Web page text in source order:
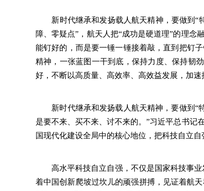
新时代继承和发扬载人航天精神，要做到“特
障、零疑点”，航天人把“成功是硬道理”的理念
能钉好的，而是要一锤一锤接着敲，直到把钉
精神，一张蓝图一干到底，保持力度、保持韧
好，不断以高质量、高效率、高效益发展，加速
新时代继承和发扬载人航天精神，要做到“特
是要不来、买不来、讨不来的。”习近平总书记
国现代化建设全局中的核心地位，把科技自立
高水平科技自立自强，不仅是国家科技事业
着中国创新爬坡过坎儿的顽强拼搏，见证着航